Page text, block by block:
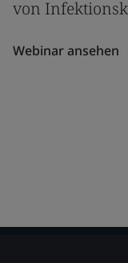
von
Webinar ansehen